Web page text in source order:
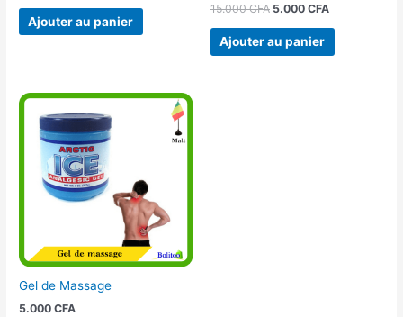
Ajouter au panier
15.000CFA 5.000 CFA
Ajouter au panier
Gel de Massage
5.000CFA